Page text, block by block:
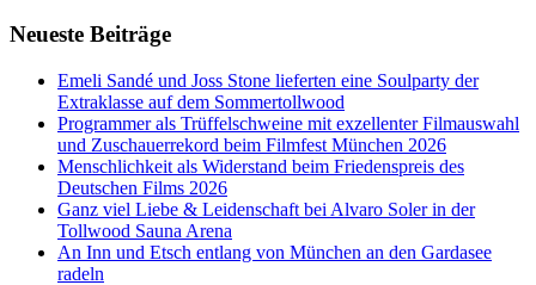
Neueste Beiträge
Emeli Sandé und Joss Stone lieferten eine Soulparty der
Extraklasse auf dem Sommertollwood
Programmer als Trüffelschweine mit exzellenter Filmauswahl
und Zuschauerrekord beim Filmfest München 2026
Menschlichkeit als Widerstand beim Friedenspreis des
Deutschen Films 2026
Ganz viel Liebe & Leidenschaft bei Alvaro Soler in der
Tollwood Sauna Arena
An Inn und Etsch entlang von München an den Gardasee
radeln